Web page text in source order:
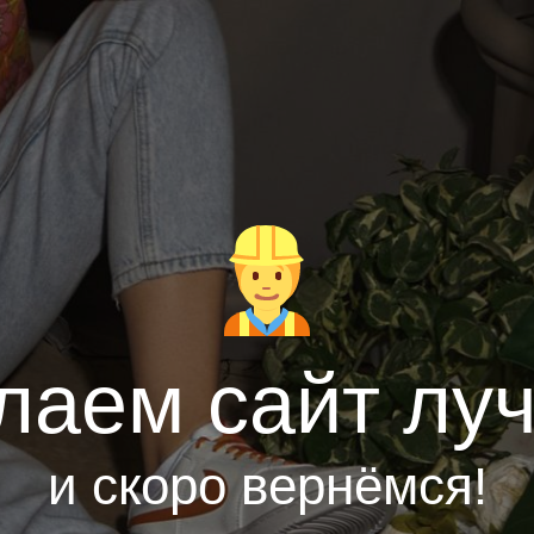
сайт
и скоро вернёмся!